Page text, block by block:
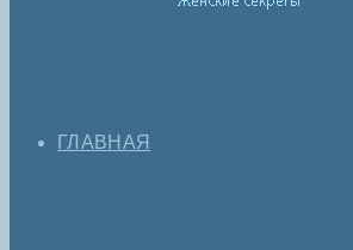
ГЛАВНАЯ